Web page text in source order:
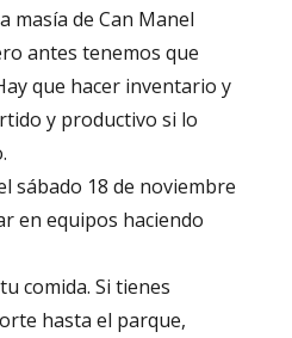
masía de Can Manel
antes tenemos que
que hacer inventario y
y productivo si lo
sábado 18 de noviembre
en equipos haciendo
comida. Si tienes
hasta el parque,